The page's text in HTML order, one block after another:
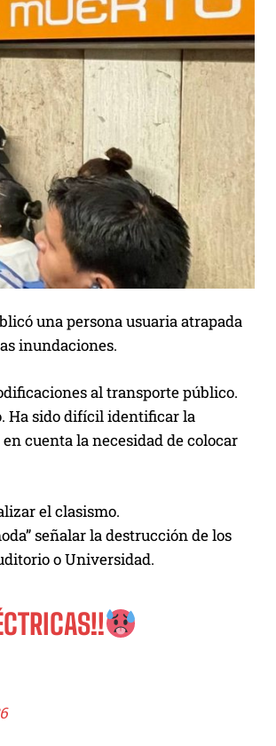
una persona usuaria atrapada
inundaciones.
al transporte público.
Ha sido difícil identificar la
cuenta la necesidad de colocar
el clasismo.
señalar la destrucción de los
o Universidad.